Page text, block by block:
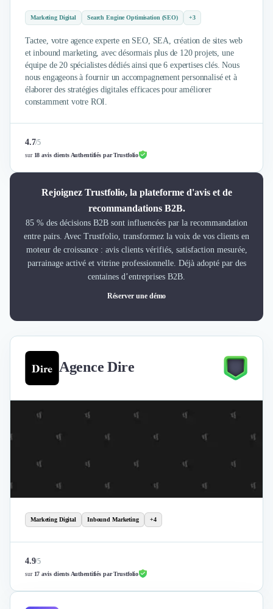
Marketing Digital Search Engine Optimisation (SEO) +3
Tactee, votre agence experte en SEO, SEA, création de sites web
et inbound marketing, avec désormais plus de 120 projets, une
équipe de 20 spécialistes dédiés ainsi que 6 expertises clés. Nous
nous engageons à fournir un accompagnement personnalisé et à
élaborer des stratégies digitales efficaces pour améliorer
constamment votre ROI.
4.7/5
sur 18 avis clients Authentifiés par Trustfolio
Rejoignez Trustfolio, la plateforme d'avis et de
recommandations B2B.
85 % des décisions B2B sont influencées par la recommandation
entre pairs. Avec Trustfolio, transformez la voix de vos clients en
moteur de croissance : avis clients vérifiés, satisfaction mesurée,
parrainage activé et vitrine professionnelle. Déjà adopté par des
centaines d’entreprises B2B.
Réserver une démo
Agence Dire
Marketing Digital Inbound Marketing +4
4.9/5
sur 17 avis clients Authentifiés par Trustfolio